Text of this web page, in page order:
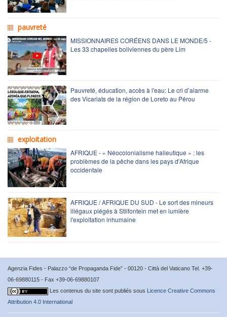
pauvreté
MISSIONNAIRES CORÉENS DANS LE MONDE/5 -
Les 33 chapelles boliviennes du père Lim
Pauvreté, éducation, accès à l'eau: Le cri d’alarme
des Vicariats de la région de Loreto au Pérou
exploitation
AFRIQUE - « Néocolonialisme halieutique » : les
problèmes de la pêche dans les pays d'Afrique
occidentale
AFRIQUE / AFRIQUE DU SUD - Le sort des mineurs
illégaux piégés à Stilfontein met en lumière
l'exploitation inhumaine
Agenzia Fides - Palazzo “de Propaganda Fide” - 00120 - Città del Vaticano Tel. +39-
06-69880115 - Fax +39-06-69880107
Les contenus du site sont publiés sous Licence Creative Commons
Attribution 4.0 International